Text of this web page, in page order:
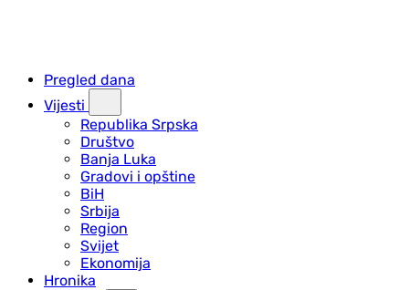
Pregled dana
Vijesti
Republika Srpska
Društvo
Banja Luka
Gradovi i opštine
BiH
Srbija
Region
Svijet
Ekonomija
Hronika